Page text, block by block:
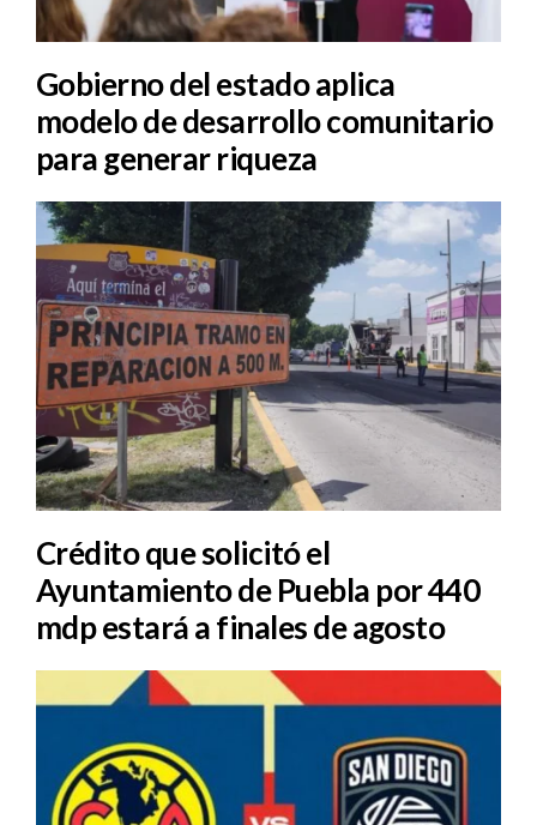
Gobierno del estado aplica
modelo de desarrollo comunitario
para generar riqueza
Crédito que solicitó el
Ayuntamiento de Puebla por 440
mdp estará a finales de agosto